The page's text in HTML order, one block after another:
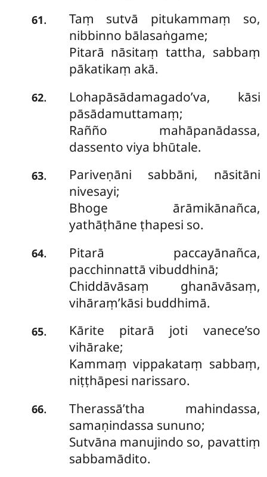
61. Taṃ sutvā pitukammaṃ so,
nibbinno bālasaṅgame;
Pitarā nāsitaṃ tattha, sabbaṃ
pākatikaṃ akā.
62.
Lohapāsādamagado’va, kāsi
pāsādamuttamaṃ;
Rañño mahāpanādassa,
dassento viya bhūtale.
63.
Pariveṇāni sabbāni, nāsitāni
nivesayi;
Bhoge ārāmikānañca,
yathāṭhāne ṭhapesi so.
64.
Pitarā paccayānañca,
pacchinnattā vibuddhinā;
Chiddāvāsaṃ ghanāvāsaṃ,
vihāraṃ’kāsi buddhimā.
65.
Kārite pitarā joti vanece’so
vihārake;
Kammaṃ vippakataṃ sabbaṃ,
niṭṭhāpesi narissaro.
66.
Therassā’tha mahindassa,
samaṇindassa sununo;
Sutvāna manujindo so, pavattiṃ
sabbamādito.